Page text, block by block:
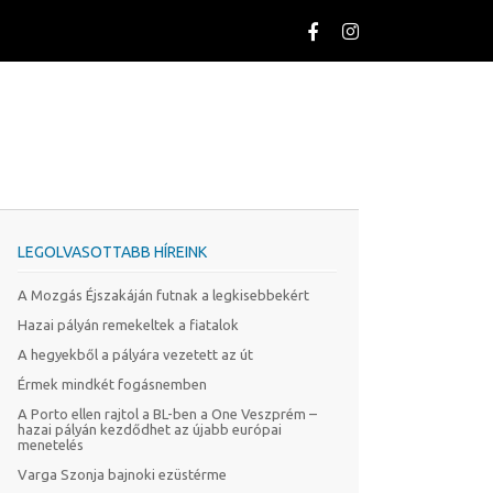
LEGOLVASOTTABB HÍREINK
A Mozgás Éjszakáján futnak a legkisebbekért
Hazai pályán remekeltek a fiatalok
A hegyekből a pályára vezetett az út
Érmek mindkét fogásnemben
A Porto ellen rajtol a BL-ben a One Veszprém –
hazai pályán kezdődhet az újabb európai
menetelés
Varga Szonja bajnoki ezüstérme